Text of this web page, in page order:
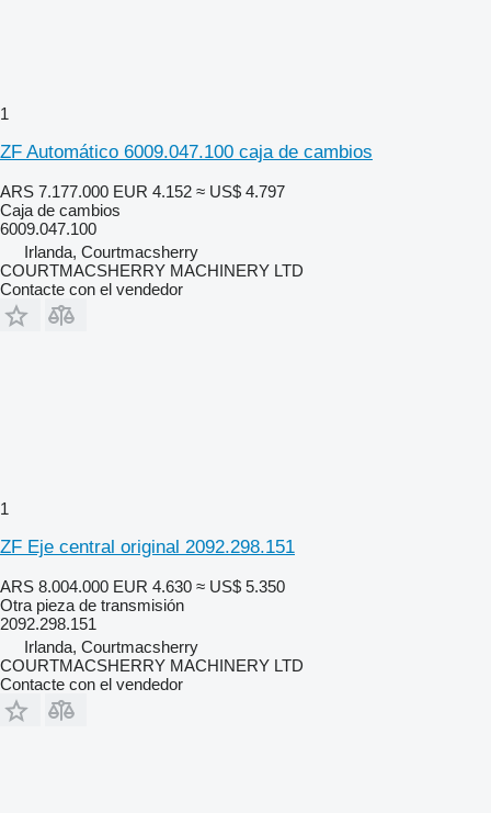
1
ZF Automático 6009.047.100 caja de cambios
ARS 7.177.000 EUR 4.152 ≈ US$ 4.797
Caja de cambios
6009.047.100
Irlanda, Courtmacsherry
COURTMACSHERRY MACHINERY LTD
Contacte con el vendedor
1
ZF Eje central original 2092.298.151
ARS 8.004.000 EUR 4.630 ≈ US$ 5.350
Otra pieza de transmisión
2092.298.151
Irlanda, Courtmacsherry
COURTMACSHERRY MACHINERY LTD
Contacte con el vendedor